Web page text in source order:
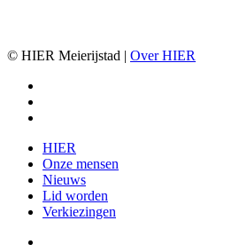
© HIER Meierijstad | Over HIER
Close
Menu
HIER
Onze mensen
Nieuws
Lid worden
Verkiezingen